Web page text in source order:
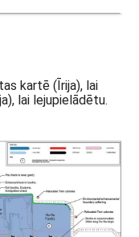
kartē (Īrija), lai
lai lejupielādētu.